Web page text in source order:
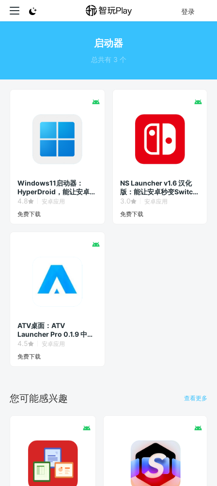
登录
启动器
总共有 3 个
Windows11启动器：
HyperDroid，能让安卓系
统秒变Win11界面！
4.8
安卓应用
免费下载
NS Launcher v1.6 汉化
版：能让安卓秒变Switch
界面的第三方启动器。
3.0
安卓应用
免费下载
ATV桌面：ATV
Launcher Pro 0.1.9 中文
汉化专业版
4.5
安卓应用
免费下载
您可能感兴趣 查看更多